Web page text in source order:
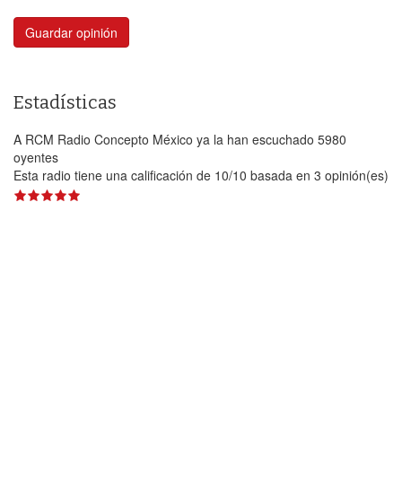
Guardar opinión
Estadísticas
A RCM Radio Concepto México ya la han escuchado 5980
oyentes
Esta radio tiene una calificación de 10/10 basada en 3 opinión(es)